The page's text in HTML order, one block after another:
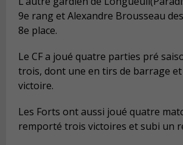
9e rang et Alexandre Brousseau
8e place.
Le CF a joué quatre parties pré
trois, dont une en tirs de barrage
victoire.
Les Forts ont aussi joué quatre
remporté trois victoires et subi un